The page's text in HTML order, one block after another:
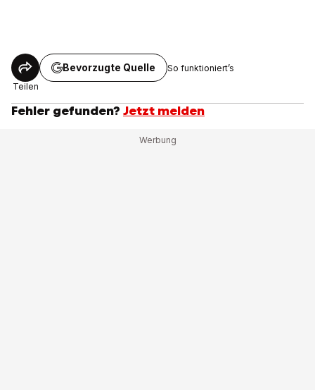
Teilen
Bevorzugte Quelle So funktioniert’s
Fehler gefunden? Jetzt melden